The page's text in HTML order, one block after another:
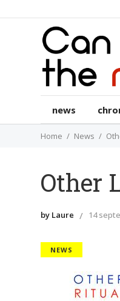
news
Home News
Other
by Laure 14
NEWS